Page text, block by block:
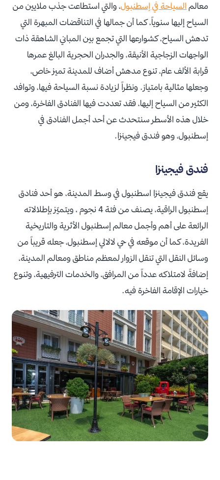
معالم السياحة في إسطنبول، والتي استطاعت جذب ملايين من
السياح إليها سنوياً، كما أن جمالها في التناقضات المبهرة التي
تدهش السياح، كشوارعها التي تجمع بين المباني الشاهقة ذات
الواجهات الزجاجية الأنيقة، والجدران الحجرية البالغ عمرها
قرابة الألف عام، تنوع مدهش أضاف للمدينة تميز خاص،
وجعلها مثالية بامتياز. ونظراً لزيادة نسبة السياحة فيها، وتوافد
الكثير من السياح إليها، فقد تعددت فيها الفنادق الفاخرة، ومن
خلال هذه الأسطر سنتحدث عن أحد أجمل الفنادق في
إسطنبول، وهو فندق فيجينزا.
فندق فيجينزا
يقع فندق فيجينزا اسطنبول في وسط المدينة، هو أحد فنادق
إسطنبول الراقية، يصنف من فئة 4 نجوم ، ويتميّز بإطلالاته
الرائعة على أهم وأجمل معالم إسطنبول الأثرية والتاريخية
الفريدة، كما أن موقعه في حي لالالي إسطنبول، جعله قريباً من
وسائل النقل التي تنقل الزوار لمعظم مناطق ومعالم المدينة،
إضافةً لامتلاكه عدداً من المرافق، والخدمات الترفيهية، وتنوع
خيارات الإقامة الفاخرة فيه.